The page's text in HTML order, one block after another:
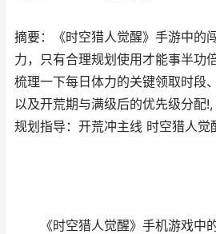
摘要：《时空猎人觉醒》手游中的
力，只有合理规划使用才能事半功
梳理一下每日体力的关键领取时段
以及开荒期与满级后的优先级分配
规划指导：开荒冲主线 时空猎人觉
《时空猎人觉醒》手机游戏中